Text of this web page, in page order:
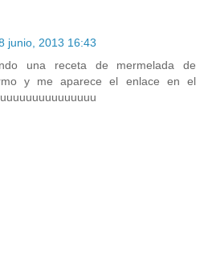
junio, 2013 16:43
una receta de mermelada de
y me aparece el enlace en el